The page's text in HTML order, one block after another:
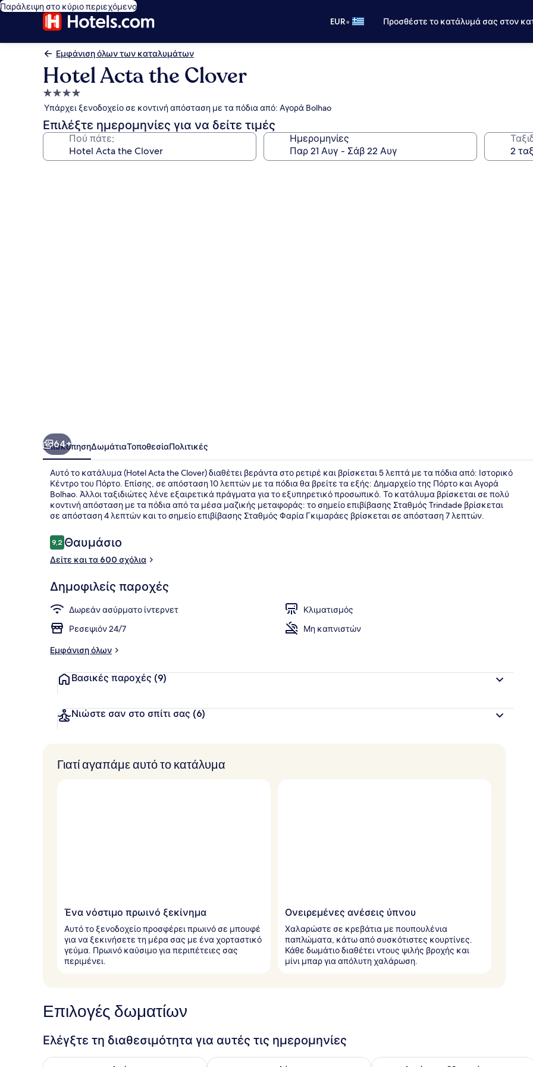
Παράλειψη στο κύριο περιεχόμενο
EUR• Προσθέστε το κατάλυμά σας στον
Εμφάνιση όλων των καταλυμάτων
Hotel Acta the Clover
Κατάλυμα
με
4.0
αστέρια
Υπάρχει ξενοδοχείο σε κοντινή απόσταση με τα πόδια από: Αγορά Bolhao
Επιλέξτε ημερομηνίες για να δείτε τιμές
Πού πάτε; Ημερομηνίες
64+
ΕπισκόπησηΔωμάτιαΤοποθεσίαΠολιτικές
Αυτό το κατάλυμα (Hotel Acta the Clover) διαθέτει βεράντα στο ρετιρέ και βρίσκεται 5 λεπτά με τα πόδια από: Ιστορικό
Κέντρο του Πόρτο. Επίσης, σε απόσταση 10 λεπτών με τα πόδια θα βρείτε τα εξής: Δημαρχείο της Πόρτο και Αγορά
Bolhao. Άλλοι ταξιδιώτες λένε εξαιρετικά πράγματα για το εξυπηρετικό προσωπικό. Το κατάλυμα βρίσκεται σε πολύ
κοντινή απόσταση με τα πόδια από τα μέσα μαζικής μεταφοράς: το σημείο επιβίβασης Σταθμός Trindade βρίσκεται
σε απόσταση 4 λεπτών και το σημείο επιβίβασης Σταθμός Φαρία Γκιμαράες βρίσκεται σε απόσταση 7 λεπτών.
Σχόλια
9,29,2 στα 10
Θαυμάσιο
Δείτε και τα 600 σχόλια
Δημοφιλείς παροχές
Δωρεάν ασύρματο ίντερνετ
Κλιματισμός
Ρεσεψιόν 24/7
Μη καπνιστών
Εμφάνιση όλων
Βασικές παροχές (9)
Νιώστε σαν στο σπίτι σας (6)
Γιατί αγαπάμε αυτό το κατάλυμα
Ένα νόστιμο πρωινό ξεκίνημα
Αυτό το ξενοδοχείο προσφέρει πρωινό σε μπουφέ
για να ξεκινήσετε τη μέρα σας με ένα χορταστικό
γεύμα. Πρωινό καύσιμο για περιπέτειες σας
περιμένει.
Ονειρεμένες ανέσεις ύπνου
Χαλαρώστε σε κρεβάτια με πουπουλένια
παπλώματα, κάτω από συσκότιστες κουρτίνες.
Κάθε δωμάτιο διαθέτει ντους ψιλής βροχής και
μίνι μπαρ για απόλυτη χαλάρωση.
Επιλογές δωματίων
Ελέγξτε τη διαθεσιμότητα για αυτές τις ημερομηνίες
Έλεγχος διαθεσιμότητας για απόψε Αυγ 7 - Αυγ 8Έλεγχος διαθεσιμότητας για αύριο Αυγ 8 - Αυγ 9Έλεγχος διαθεσιμότητας για αυτό